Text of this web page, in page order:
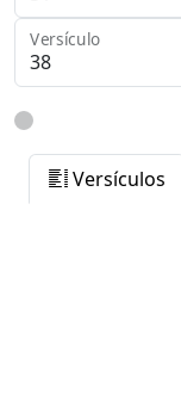
Versículo
Versículos